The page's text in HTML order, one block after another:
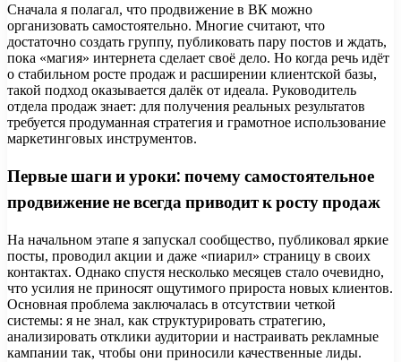
Сначала я полагал, что продвижение в ВК можно
организовать самостоятельно. Многие считают, что
достаточно создать группу, публиковать пару постов и ждать,
пока «магия» интернета сделает своё дело. Но когда речь идёт
о стабильном росте продаж и расширении клиентской базы,
такой подход оказывается далёк от идеала. Руководитель
отдела продаж знает: для получения реальных результатов
требуется продуманная стратегия и грамотное использование
маркетинговых инструментов.
Первые шаги и уроки: почему самостоятельное
продвижение не всегда приводит к росту продаж
На начальном этапе я запускал сообщество, публиковал яркие
посты, проводил акции и даже «пиарил» страницу в своих
контактах. Однако спустя несколько месяцев стало очевидно,
что усилия не приносят ощутимого прироста новых клиентов.
Основная проблема заключалась в отсутствии четкой
системы: я не знал, как структурировать стратегию,
анализировать отклики аудитории и настраивать рекламные
кампании так, чтобы они приносили качественные лиды.